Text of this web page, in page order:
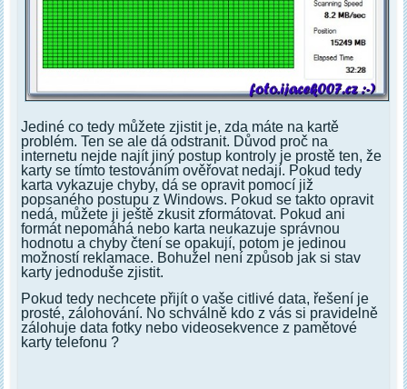
Jediné co tedy můžete zjistit je, zda máte na kartě
problém. Ten se ale dá odstranit. Důvod proč na
internetu nejde najít jiný postup kontroly je prostě ten, že
karty se tímto testováním ověřovat nedají. Pokud tedy
karta vykazuje chyby, dá se opravit pomocí již
popsaného postupu z Windows. Pokud se takto opravit
nedá, můžete ji ještě zkusit zformátovat. Pokud ani
formát nepomáhá nebo karta neukazuje správnou
hodnotu a chyby čtení se opakují, potom je jedinou
možností reklamace. Bohužel není způsob jak si stav
karty jednoduše zjistit.
Pokud tedy nechcete přijít o vaše citlivé data, řešení je
prosté, zálohování. No schválně kdo z vás si pravidelně
zálohuje data fotky nebo videosekvence z pamětové
karty telefonu ?